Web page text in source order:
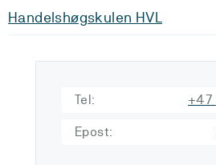
Handelshøgskulen HVL
Tel: +47
Epost: